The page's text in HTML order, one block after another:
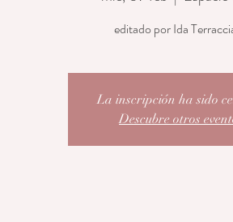
editado por Ida
La inscripción ha sido
Descubre otros